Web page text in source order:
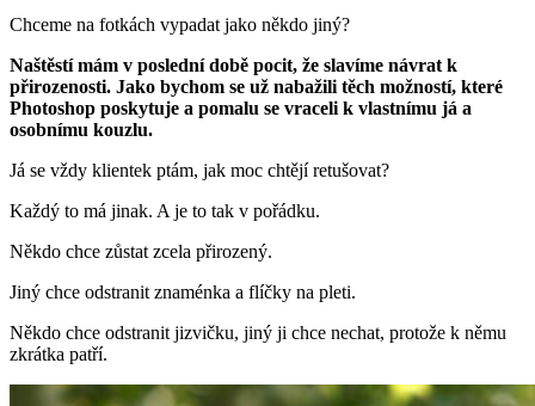
Chceme na fotkách vypadat jako někdo jiný?
Naštěstí mám v poslední době pocit, že slavíme návrat k
přirozenosti. Jako bychom se už nabažili těch možností, které
Photoshop poskytuje a pomalu se vraceli k vlastnímu já a
osobnímu kouzlu.
Já se vždy klientek ptám, jak moc chtějí retušovat?
Každý to má jinak. A je to tak v pořádku.
Někdo chce zůstat zcela přirozený.
Jiný chce odstranit znaménka a flíčky na pleti.
Někdo chce odstranit jizvičku, jiný ji chce nechat, protože k němu
zkrátka patří.